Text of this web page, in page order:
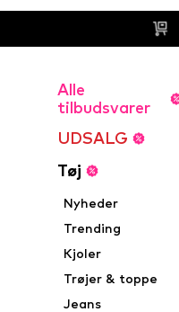
Alle
tilbudsvarer
UDSALG
Tøj
Nyheder
Trending
Kjoler
Trøjer & toppe
Jeans